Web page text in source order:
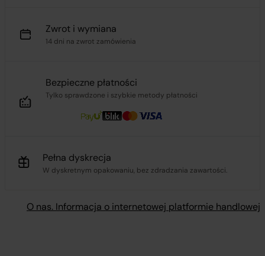
Zwrot i wymiana
14 dni na zwrot zamówienia
Bezpieczne płatności
Tylko sprawdzone i szybkie metody płatności
Pełna dyskrecja
W dyskretnym opakowaniu, bez zdradzania zawartości.
O nas. Informacja o internetowej platformie handlowej